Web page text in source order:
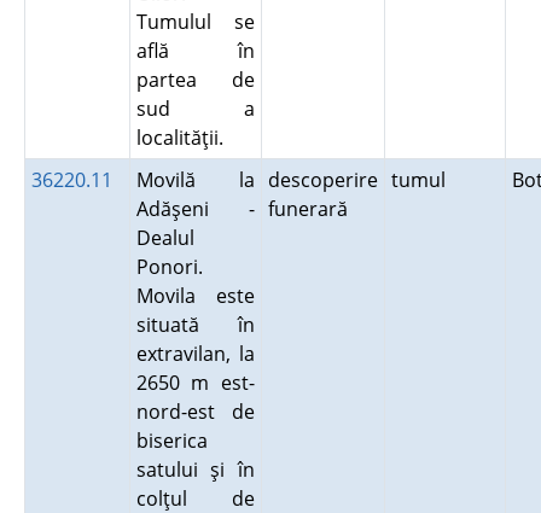
Tumulul se
află în
partea de
sud a
localităţii.
36220.11
Movilă la
Adăşeni -
Dealul
Ponori.
Movila este
situată în
extravilan, la
2650 m est-
nord-est de
biserica
satului şi în
colţul de
descoperire
funerară
tumul